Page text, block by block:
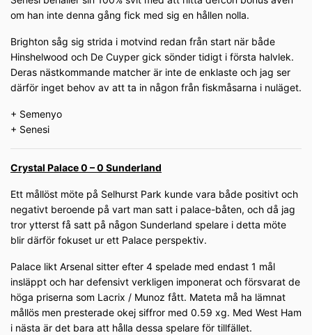
om han inte denna gång fick med sig en hållen nolla.
Brighton såg sig strida i motvind redan från start när både
Hinshelwood och De Cuyper gick sönder tidigt i första halvlek.
Deras nästkommande matcher är inte de enklaste och jag ser
därför inget behov av att ta in någon från fiskmåsarna i nuläget.
+ Semenyo
+ Senesi
Crystal Palace 0 – 0 Sunderland
Ett mållöst möte på Selhurst Park kunde vara både positivt och
negativt beroende på vart man satt i palace-båten, och då jag
tror ytterst få satt på någon Sunderland spelare i detta möte
blir därför fokuset ur ett Palace perspektiv.
Palace likt Arsenal sitter efter 4 spelade med endast 1 mål
insläppt och har defensivt verkligen imponerat och försvarat de
höga priserna som Lacrix / Munoz fått. Mateta må ha lämnat
mållös men presterade okej siffror med 0.59 xg. Med West Ham
i nästa är det bara att hålla dessa spelare för tillfället.